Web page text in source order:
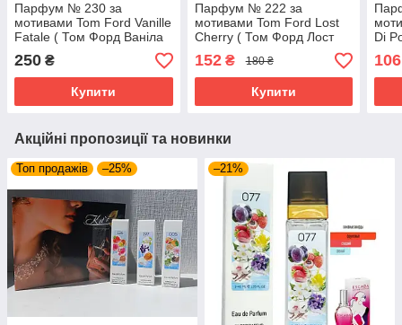
Парфум № 230 за
мотивами Tom Ford Vanille
Fatale ( Том Форд Ваніла
Фатал) 40 мл
250 ₴
Купити
Парфум № 222 за
мотивами Tom Ford Lost
Cherry ( Том Форд Лост
Черрі ) 40 мл ОПТ
152₴ 180 ₴
Купити
Di
ОПТ
106
Акційні пропозиції та новинки
Топ продажів –25% –21%